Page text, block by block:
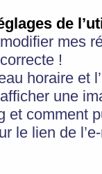
de
mes
!
horaire et
une
et comment
le lien de